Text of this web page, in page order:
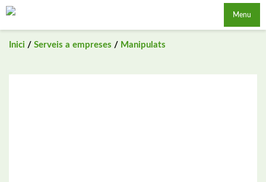
Saltar
Menu
Inici / Serveis a empreses / Manipulats